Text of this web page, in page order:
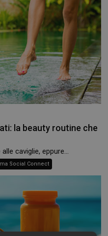
la beauty routine che
caviglie, eppure...
Social Connect